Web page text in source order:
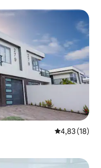
Évaluation
4,83 (18)